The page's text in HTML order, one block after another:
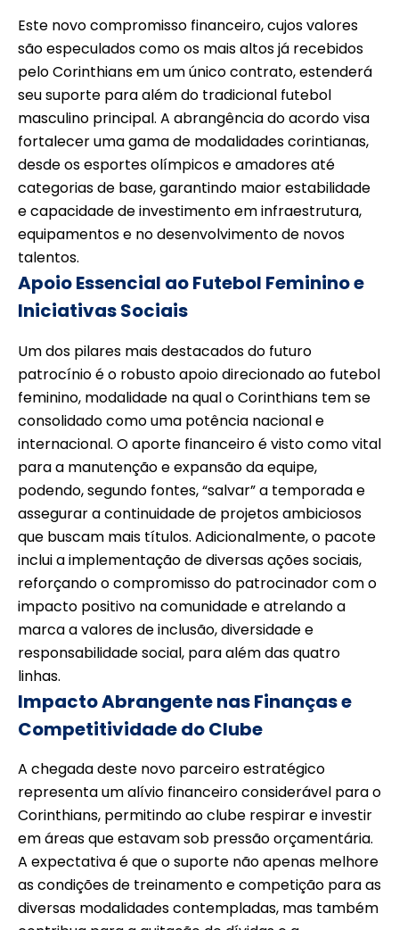
Este novo compromisso financeiro, cujos valores
são especulados como os mais altos já recebidos
pelo Corinthians em um único contrato, estenderá
seu suporte para além do tradicional futebol
masculino principal. A abrangência do acordo visa
fortalecer uma gama de modalidades corintianas,
desde os esportes olímpicos e amadores até
categorias de base, garantindo maior estabilidade
e capacidade de investimento em infraestrutura,
equipamentos e no desenvolvimento de novos
talentos.
Apoio Essencial ao Futebol Feminino e
Iniciativas Sociais
Um dos pilares mais destacados do futuro
patrocínio é o robusto apoio direcionado ao futebol
feminino, modalidade na qual o Corinthians tem se
consolidado como uma potência nacional e
internacional. O aporte financeiro é visto como vital
para a manutenção e expansão da equipe,
podendo, segundo fontes, “salvar” a temporada e
assegurar a continuidade de projetos ambiciosos
que buscam mais títulos. Adicionalmente, o pacote
inclui a implementação de diversas ações sociais,
reforçando o compromisso do patrocinador com o
impacto positivo na comunidade e atrelando a
marca a valores de inclusão, diversidade e
responsabilidade social, para além das quatro
linhas.
Impacto Abrangente nas Finanças e
Competitividade do Clube
A chegada deste novo parceiro estratégico
representa um alívio financeiro considerável para o
Corinthians, permitindo ao clube respirar e investir
em áreas que estavam sob pressão orçamentária.
A expectativa é que o suporte não apenas melhore
as condições de treinamento e competição para as
diversas modalidades contempladas, mas também